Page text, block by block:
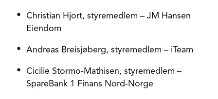
Christian Hjort, styremedlem – JM Hansen
Eiendom
Andreas Breisjøberg, styremedlem – iTeam
Cicilie Stormo-Mathisen, styremedlem –
SpareBank 1 Finans Nord-Norge